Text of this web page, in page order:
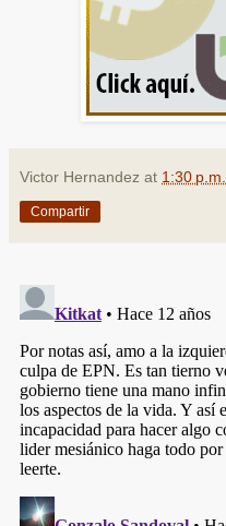
Victor Hernandez at 1:30 p.m.
Compartir